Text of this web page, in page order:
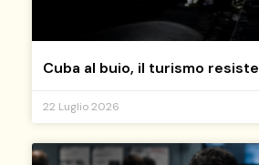
Cuba al buio, il turismo resiste
22 Luglio 2026